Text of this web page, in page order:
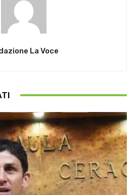
La Voce